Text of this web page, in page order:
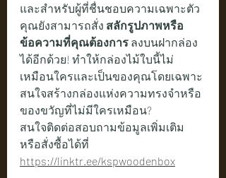
และสำหรับผู้ที่ชื่นชอบความเฉพาะตัว
คุณยังสามารถสั่ง สลักรูปภาพหรือ
ข้อความที่คุณต้องการ ลงบนฝากล่อง
ได้อีกด้วย! ทำให้กล่องไม้ใบนี้ไม่
เหมือนใครและเป็นของคุณโดยเฉพาะ
สนใจสร้างกล่องแห่งความทรงจำหรือ
ของขวัญที่ไม่มีใครเหมือน?
สนใจติดต่อสอบถามข้อมูลเพิ่มเติม
หรือสั่งซื้อได้ที่
https://linktr.ee/kspwoodenbox